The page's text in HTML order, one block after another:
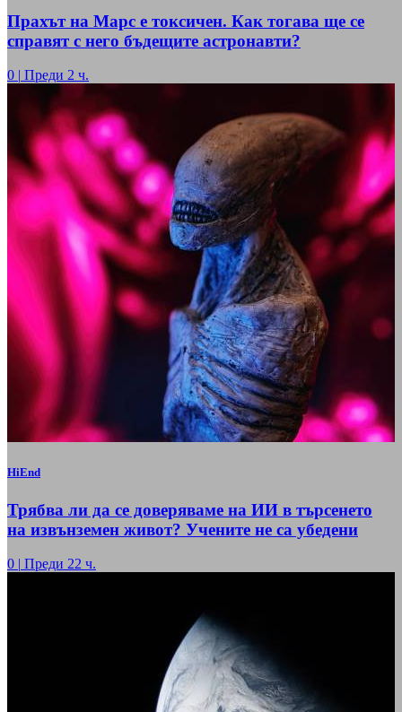
Прахът на Марс е токсичен. Как тогава ще се
справят с него бъдещите астронавти?
0 | Преди 2 ч.
HiEnd
Трябва ли да се доверяваме на ИИ в търсенето
на извънземен живот? Учените не са убедени
0 | Преди 22 ч.